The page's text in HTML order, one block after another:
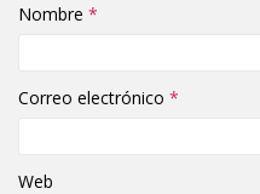
Nombre *
Correo electrónico *
Web